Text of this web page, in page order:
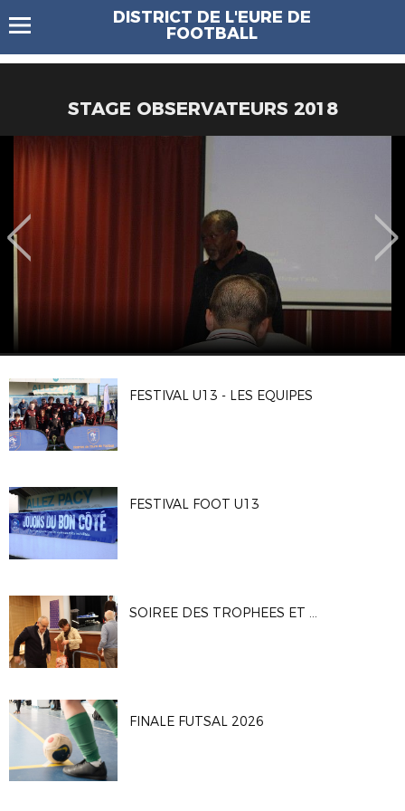
DISTRICT DE L'EURE DE
FOOTBALL
STAGE OBSERVATEURS 2018
FESTIVAL U13 - LES EQUIPES
FESTIVAL FOOT U13
SOIREE DES TROPHEES ET DES BENEVOLES
FINALE FUTSAL 2026